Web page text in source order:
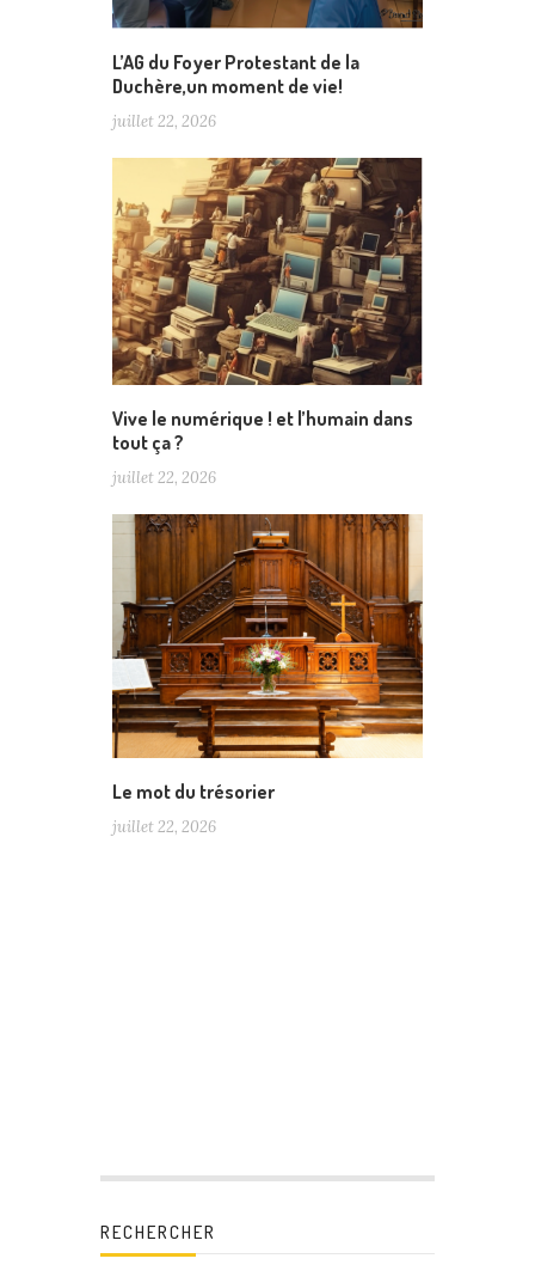
L’AG du Foyer Protestant de la
Duchère,un moment de vie!
juillet 22, 2026
Vive le numérique ! et l’humain dans
tout ça ?
juillet 22, 2026
Le mot du trésorier
juillet 22, 2026
RECHERCHER